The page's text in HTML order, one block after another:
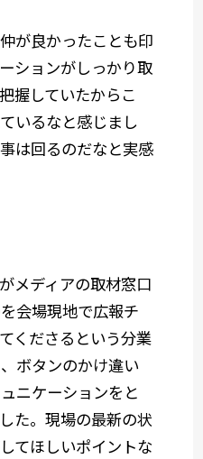
が良かったことも印
ションがしっかり取
握していたからこ
いるなと感じまし
は回るのだなと実感
メディアの取材窓口
会場現地で広報チ
くださるという分業
ボタンのかけ違い
ニケーションをと
た。現場の最新の状
てほしいポイントな